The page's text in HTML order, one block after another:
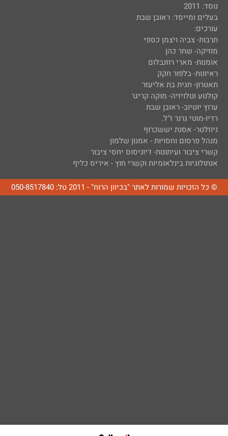
נוסד: 2011
בעלים ומייסד: ראובן שבת
עורכים:
תרבות- צביה ויצמן כספי
מוזיקה- שחר כהן
אומנות- מארי רוזנבלום
ראיונות- בלפור חקק
תאטרון- חגית בת אליעזר
קולנוע וטלויזיה- מוקה קריגר
ערוץ יוטיוב- ראובן שבת
רדיו-מוטי גרנר ז"ל.
ניוזלטר- אסנת יששכרוף
מנהל פרסום וחסויות - אמנון שלמון
קשרי ציבור ועיתונות- דיוניסוס יחסי ציבור
אנתולוגיות בינלאומיות וקשרי חוץ - איריס כליף
© כל הזכויות שמורות לאתר "בכיוון הרוח" - 2011 טל: 050-8517840